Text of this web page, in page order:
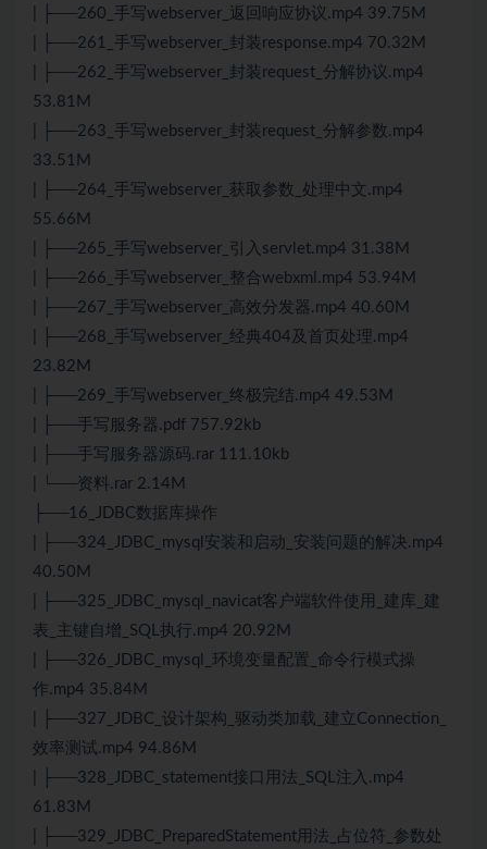
| ├──260_手写webserver_返回响应协议.mp4 39.75M
| ├──261_手写webserver_封装response.mp4 70.32M
| ├──262_手写webserver_封装request_分解协议.mp4
53.81M
| ├──263_手写webserver_封装request_分解参数.mp4
33.51M
| ├──264_手写webserver_获取参数_处理中文.mp4
55.66M
| ├──265_手写webserver_引入servlet.mp4 31.38M
| ├──266_手写webserver_整合webxml.mp4 53.94M
| ├──267_手写webserver_高效分发器.mp4 40.60M
| ├──268_手写webserver_经典404及首页处理.mp4
23.82M
| ├──269_手写webserver_终极完结.mp4 49.53M
| ├──手写服务器.pdf 757.92kb
| ├──手写服务器源码.rar 111.10kb
| └──资料.rar 2.14M
├──16_JDBC数据库操作
| ├──324_JDBC_mysql安装和启动_安装问题的解决.mp4
40.50M
| ├──325_JDBC_mysql_navicat客户端软件使用_建库_建
表_主键自增_SQL执行.mp4 20.92M
| ├──326_JDBC_mysql_环境变量配置_命令行模式操
作.mp4 35.84M
| ├──327_JDBC_设计架构_驱动类加载_建立Connection_
效率测试.mp4 94.86M
| ├──328_JDBC_statement接口用法_SQL注入.mp4
61.83M
| ├──329_JDBC_PreparedStatement用法_占位符_参数处